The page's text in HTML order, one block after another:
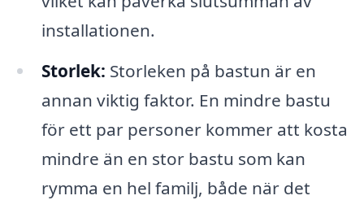
installationen.
Storlek: Storleken på bastun är en
annan viktig faktor. En mindre bastu
för ett par personer kommer att kosta
mindre än en stor bastu som kan
rymma en hel familj, både när det